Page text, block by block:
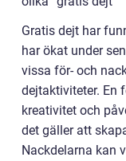
Gratis dejt har
har ökat under
vissa för- och
dejtaktiviteter. En
kreativitet och
det gäller att
Nackdelarna kan